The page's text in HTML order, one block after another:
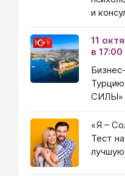
и
11
в 17:00
СИЛЫ»
«Я –
Тест